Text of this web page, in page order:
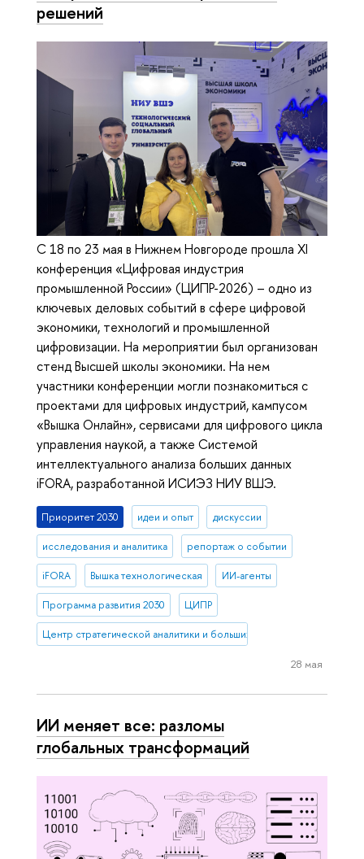
решений
С 18 по 23 мая в Нижнем Новгороде прошла XI
конференция «Цифровая индустрия
промышленной России» (ЦИПР-2026) – одно из
ключевых деловых событий в сфере цифровой
экономики, технологий и промышленной
цифровизации. На мероприятии был организован
стенд Высшей школы экономики. На нем
участники конференции могли познакомиться с
проектами для цифровых индустрий, кампусом
«Вышка Онлайн», сервисами для цифрового цикла
управления наукой, а также Системой
интеллектуального анализа больших данных
iFORA, разработанной ИСИЭЗ НИУ ВШЭ.
Приоритет 2030 идеи и опыт дискуссии
исследования и аналитика репортаж о событии
iFORA Вышка технологическая ИИ-агенты
Программа развития 2030 ЦИПР
Центр стратегической аналитики и больших данных
28 мая
ИИ меняет все: разломы
глобальных трансформаций